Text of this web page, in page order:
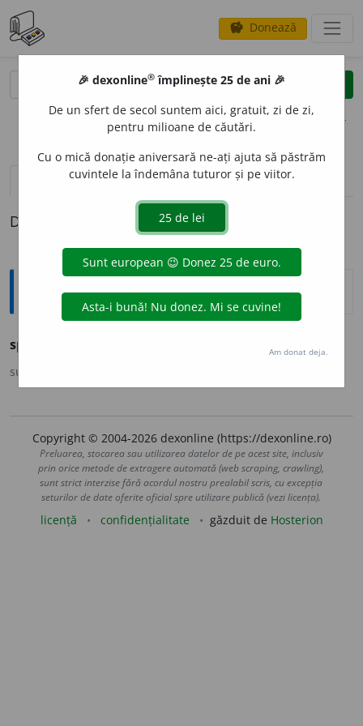
savings Donează
clear
opțiuni
definiții (1) pronunțievolume_up (17)
Definiția cu ID-ul 728753:
Ortografice DOOM
spin
sursa:
Copyright © 2004-2026 dexonline (https://dexonline.ro)
Preluarea, stocarea sau utilizarea datelor de pe acest site, inclusiv
prin orice metode de extragere automată (web scraping, crawling),
sunt strict interzise fără acordul nostru prealabil scris, cu excepția
seturilor de date oferite oficial spre utilizare publică (vezi licența).
licență confidențialitate găzduit de Hosterion
🎉 dexonline® împlinește 25 de ani 🎉
De un sfert de secol suntem aici, gratuit, zi de zi,
pentru milioane de căutări.
Cu o mică donație aniversară ne-ați ajuta să păstrăm
cuvintele la îndemâna tuturor și pe viitor.
Am donat deja.